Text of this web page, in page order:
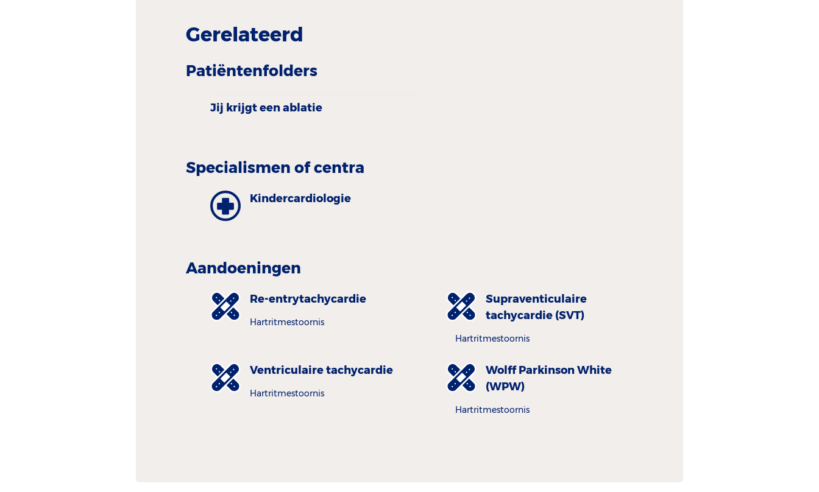
Gerelateerd
Patiëntenfolders
Jij krijgt een ablatie
Specialismen of centra
Kinder­cardiologie
Aandoeningen
Re-entrytachycardie
Hartritmestoornis
Supraventiculaire
tachycardie (SVT)
Hartritmestoornis
Ventriculaire tachycardie
Hartritmestoornis
Wolff Parkinson White
(WPW)
Hartritmestoornis